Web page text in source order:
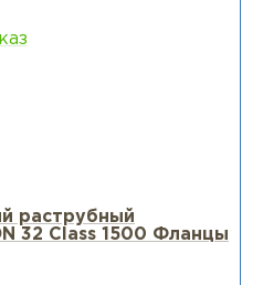
раструбный
32 Class 1500 Фланцы